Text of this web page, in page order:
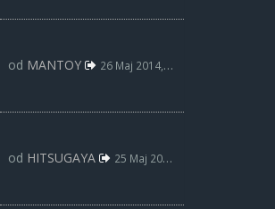
od MANTOY 26 Maj 2014, 18:51
od HITSUGAYA 25 Maj 2014, 19:17